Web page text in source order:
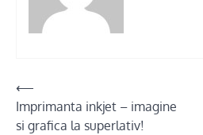
Post
navigation
⟵
Imprimanta inkjet – imagine
si grafica la superlativ!